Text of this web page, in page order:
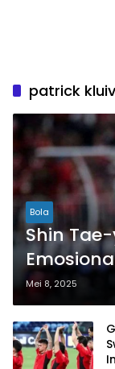
patrick
Bola
Shin
China
Mei 8, 2025